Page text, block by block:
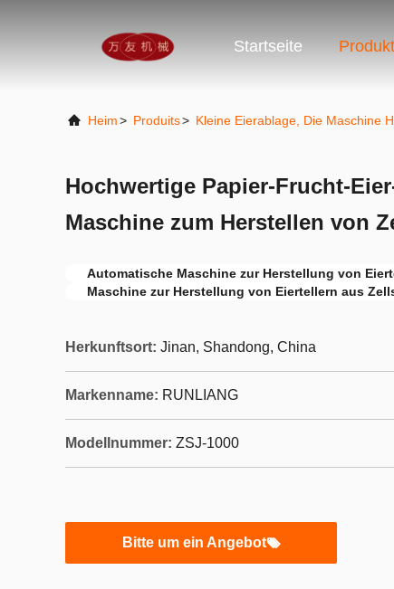
Startseite
Heim> Produits> Kleine Eierablage, Die Maschine
Hochwertige Papier-Frucht-
Maschine zum Herstellen von
Automatische Maschine zur Herstellung von
Maschine zur Herstellung von Eiertellern aus
Herkunftsort: Jinan, Shandong, China
Markenname: RUNLIANG
Modellnummer: ZSJ-1000
Bitte um ein Angebot